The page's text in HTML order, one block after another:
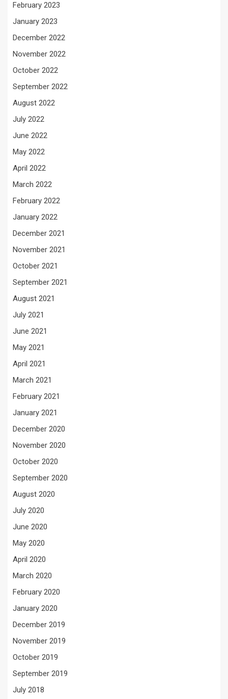
February 2023
January 2023
December 2022
November 2022
October 2022
September 2022
August 2022
July 2022
June 2022
May 2022
April 2022
March 2022
February 2022
January 2022
December 2021
November 2021
October 2021
September 2021
August 2021
July 2021
June 2021
May 2021
April 2021
March 2021
February 2021
January 2021
December 2020
November 2020
October 2020
September 2020
August 2020
July 2020
June 2020
May 2020
April 2020
March 2020
February 2020
January 2020
December 2019
November 2019
October 2019
September 2019
July 2018